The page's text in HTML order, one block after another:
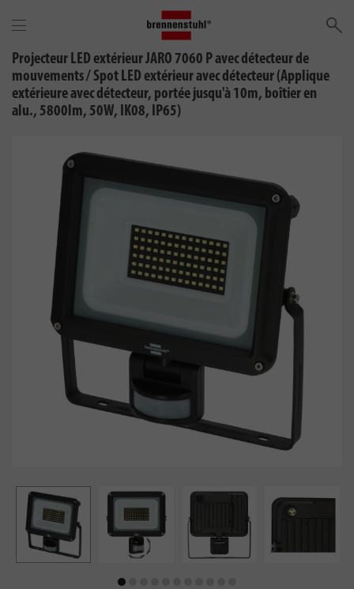
Projecteur LED extérieur JARO 7060 P avec détecteur de
mouvements / Spot LED extérieur avec détecteur (Applique
extérieure avec détecteur, portée jusqu'à 10m, boîtier en
alu., 5800lm, 50W, IK08, IP65)